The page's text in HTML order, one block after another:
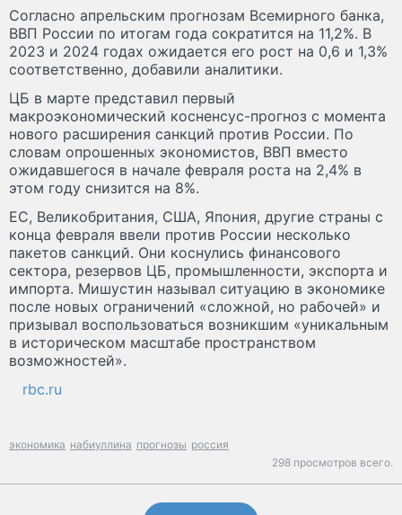
Согласно апрельским прогнозам Всемирного банка,
ВВП России по итогам года сократится на 11,2%. В
2023 и 2024 годах ожидается его рост на 0,6 и 1,3%
соответственно, добавили аналитики.
ЦБ в марте представил первый
макроэкономический косненсус-прогноз с момента
нового расширения санкций против России. По
словам опрошенных экономистов, ВВП вместо
ожидавшегося в начале февраля роста на 2,4% в
этом году снизится на 8%.
ЕС, Великобритания, США, Япония, другие страны с
конца февраля ввели против России несколько
пакетов санкций. Они коснулись финансового
сектора, резервов ЦБ, промышленности, экспорта и
импорта. Мишустин называл ситуацию в экономике
после новых ограничений «сложной, но рабочей» и
призывал воспользоваться возникшим «уникальным
в историческом масштабе пространством
возможностей».
rbc.ru
экономика набиуллина прогнозы россия
298 просмотров всего.